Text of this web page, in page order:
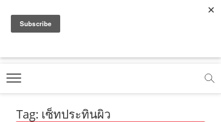
a
e
b
o
o
o
t
b
e
.
o
e
m
e
t
g
r
t
k
.
Marketing Oops!
DIGITAL | CREATIVE | ADVERTISING | CAMPAIGN |
Tag: เซ็ทประทินผิว